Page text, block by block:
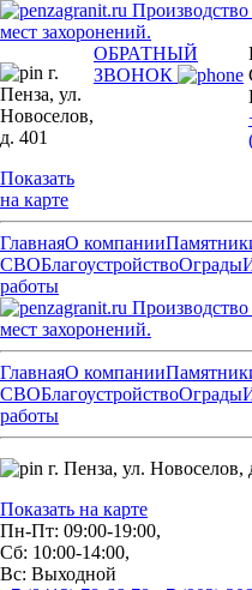
мест захоронений.
г.
Пенза, ул.
Новоселов,
д. 401
Показать
на карте
ОБРАТНЫЙ
ЗВОНОК
ГлавнаяО компании
СВОБлагоустройствоОграды
работы
мест захоронений.
ГлавнаяО компании
СВОБлагоустройствоОграды
работы
г. Пенза, ул. Новоселов,
Показать на карте
Пн-Пт: 09:00-19:00,
Сб: 10:00-14:00,
Вс: Выходной